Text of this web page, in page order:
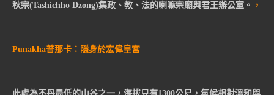
秋宗(Tashichho Dzong)集政、教、法的喇嘛宗廟與君王辦公室。 ，
Punakha普那卡：隱身於宏偉皇宮